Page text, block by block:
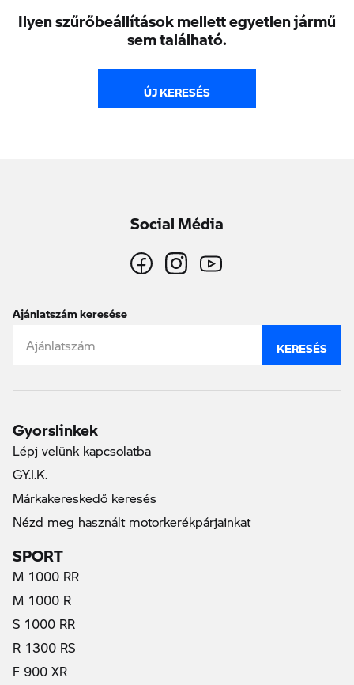
Ilyen szűrőbeállítások mellett egyetlen jármű
sem található.
ÚJ KERESÉS
Social Média
Ajánlatszám keresése
KERESÉS
Gyorslinkek
Lépj velünk kapcsolatba
GY.I.K.
Márkakereskedő keresés
Nézd meg használt motorkerékpárjainkat
SPORT
M 1000 RR
M 1000 R
S 1000 RR
R 1300 RS
F 900 XR